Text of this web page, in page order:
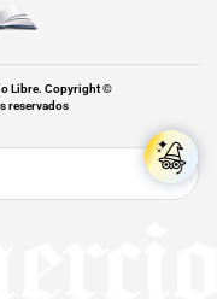
Libre. Copyright ©
reservados